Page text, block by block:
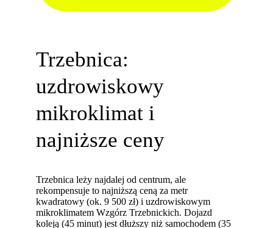
Trzebnica:
uzdrowiskowy
mikroklimat i
najniższe ceny
Trzebnica leży najdalej od centrum, ale
rekompensuje to najniższą ceną za metr
kwadratowy (ok. 9 500 zł) i uzdrowiskowym
mikroklimatem Wzgórz Trzebnickich. Dojazd
koleją (45 minut) jest dłuższy niż samochodem (35